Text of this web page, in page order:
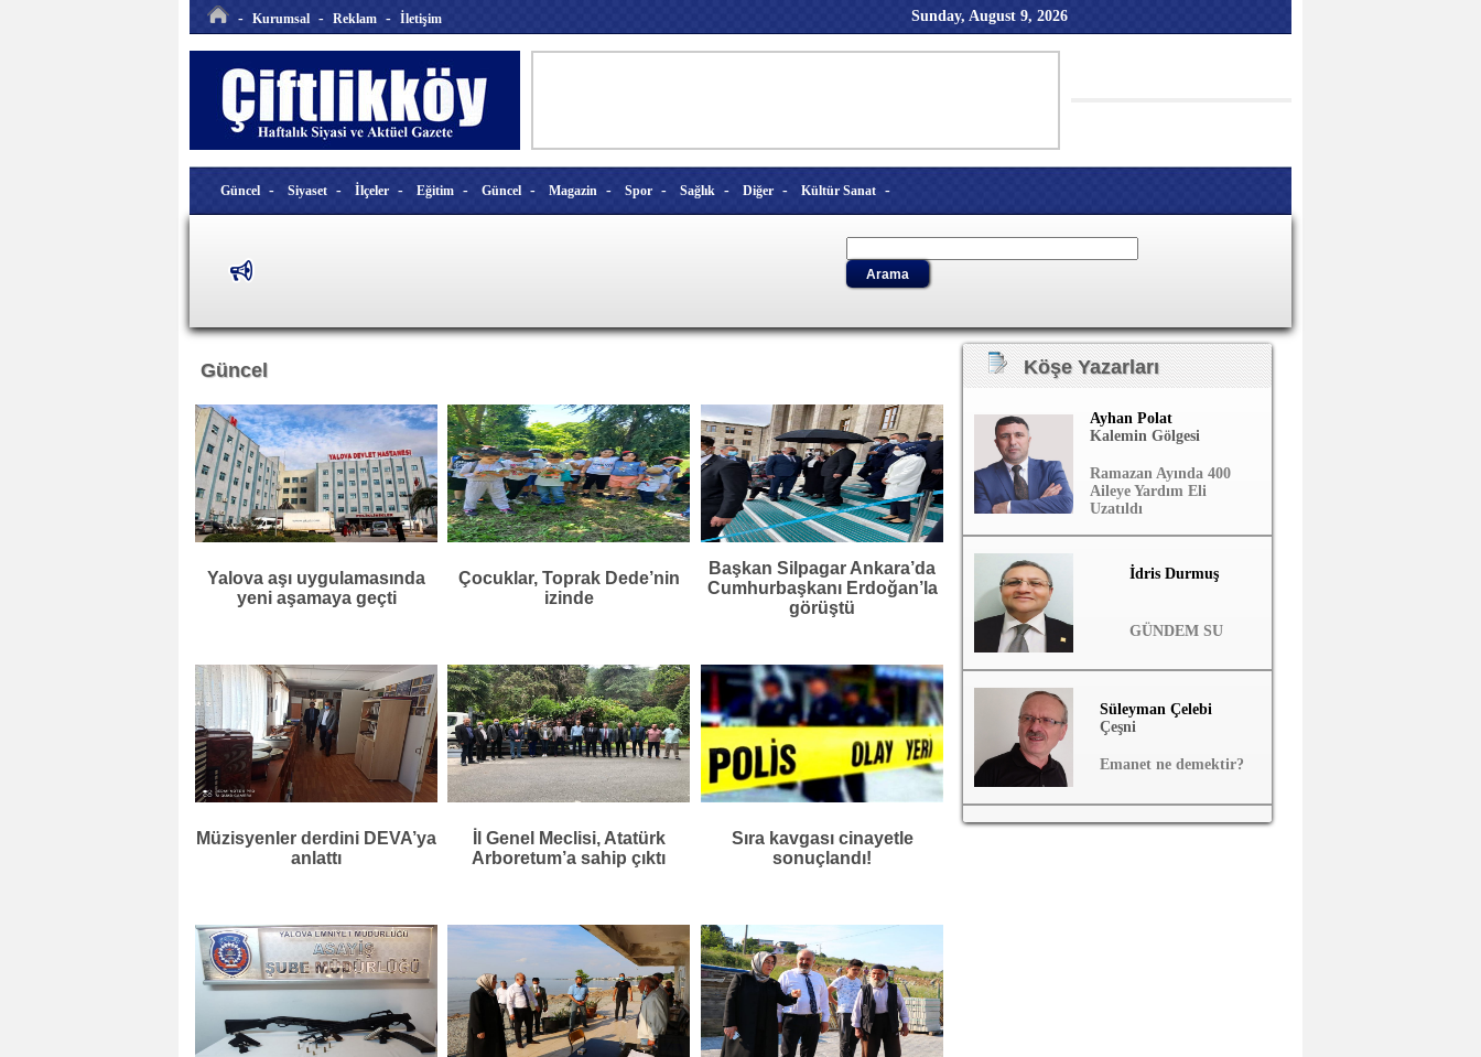
- Kurumsal - Reklam - İletişim Sunday, August 9, 2026
Güncel - Siyaset - İlçeler - Eğitim - Güncel - Magazin - Spor - Sağlık - Diğer - Kültür Sanat -
Güncel
Yalova aşı uygulamasında
yeni aşamaya geçti
Çocuklar, Toprak Dede’nin
izinde
Başkan Silpagar Ankara’da
Cumhurbaşkanı Erdoğan’la
görüştü
Müzisyenler derdini DEVA’ya
anlattı
İl Genel Meclisi, Atatürk
Arboretum’a sahip çıktı
Sıra kavgası cinayetle
sonuçlandı!
Köşe Yazarları
Ayhan Polat
Kalemin Gölgesi
Ramazan Ayında 400
Aileye Yardım Eli
Uzatıldı
İdris Durmuş
GÜNDEM SU
Süleyman Çelebi
Çeşni
Emanet ne demektir?